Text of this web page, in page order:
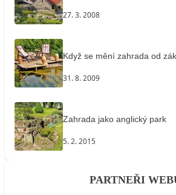
27. 3. 2008
Když se mění zahrada od
31. 8. 2009
Zahrada jako anglický park
5. 2. 2015
PARTNEŘI